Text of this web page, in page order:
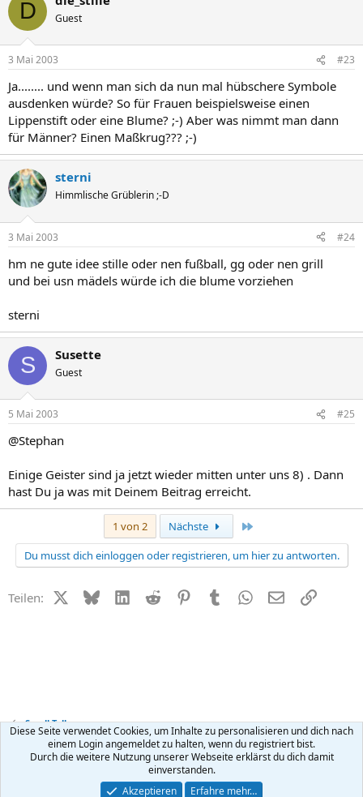
D Guest
3 Mai 2003 #23
Ja........ und wenn man sich da nun mal hübschere Symbole
ausdenken würde? So für Frauen beispielsweise einen
Lippenstift oder eine Blume? ;-) Aber was nimmt man dann
für Männer? Einen Maßkrug??? ;-)
sterni
Himmlische Grüblerin ;-D
3 Mai 2003 #24
hm ne gute idee stille oder nen fußball, gg oder nen grill
und bei usn mädels würde ich die blume vorziehen
sterni
S Susette
Guest
5 Mai 2003 #25
@Stephan
Einige Geister sind ja jetzt wieder mitten unter uns 8) . Dann
hast Du ja was mit Deinem Beitrag erreicht.
1 von 2 Nächste
Du musst dich einloggen oder registrieren, um hier zu antworten.
Teilen: X (Twitter)
BlueskyLinkedIn
Reddit PinterestTumblr WhatsApp
E-MailLink
Small Talk
Kontakt Nutzungsbedingungen Datenschutz Hilfe
R
Community platform by XenForo ® © 2010-2026 XenForo Ltd.
Diese Seite verwendet Cookies, um Inhalte zu personalisieren und dich nach
einem Login angemeldet zu halten, wenn du registriert bist.
Durch die weitere Nutzung unserer Webseite erklärst du dich damit
einverstanden.
Akzeptieren
Erfahre mehr…